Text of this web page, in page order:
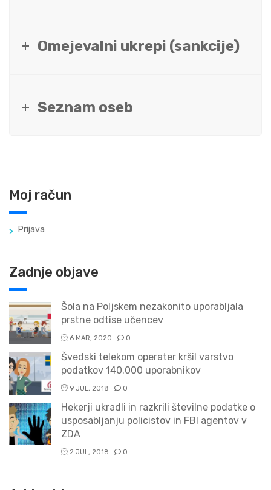
Omejevalni ukrepi (sankcije)
Seznam oseb
Moj račun
Prijava
Zadnje objave
Šola na Poljskem nezakonito uporabljala
prstne odtise učencev
6 MAR, 2020 0
Švedski telekom operater kršil varstvo
podatkov 140.000 uporabnikov
9 JUL, 2018 0
Hekerji ukradli in razkrili številne podatke o
usposabljanju policistov in FBI agentov v
ZDA
2 JUL, 2018 0